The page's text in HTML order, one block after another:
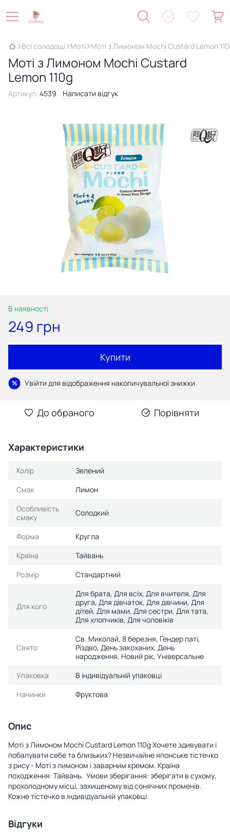
Всі солодощі Моті Моті з Лимоном Mochi Custard Lemon
Моті з Лимоном Mochi Custard
Lemon 110g
Артикул: 4539 Написати відгук
В наявності
249 грн
Купити
% Увійти для відображення накопичувальної знижки
До обраного Порівняти
Характеристики
Колір
Зелений
Смак
Лимон
Особливість
смаку
Солодкий
Форма
Кругла
Країна
Тайвань
Розмір
Стандартний
Для кого
Для брата, Для всіх, Для вчителя, Для
друга, Для дівчаток, Для дівчини, Для
дітей, Для мами, Для сестри, Для тата,
Для хлопчиків, Для чоловіків
Свято
Св. Миколай, 8 березня, Гендер паті,
Різдво, День закоханих, День
народження, Новий рік, Універсальне
Упаковка
В індивідуальній упаковці
Начинки
Фруктова
Опис
Моті з Лимоном Mochi Custard Lemon 110g Хочете здивувати і
побалувати себе та близьких? Незвичайне японське тістечко
з рису - Моті з лимоном і заварним кремом. Країна
походження: Тайвань. ​​​​​​ Умови зберігання: зберігати в сухому,
прохолодному місці, захищеному від сонячних променів.
Кожне тістечко в індивідуальній упаковці.
Відгуки